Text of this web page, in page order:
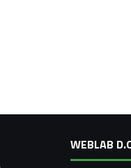
WEBLAB